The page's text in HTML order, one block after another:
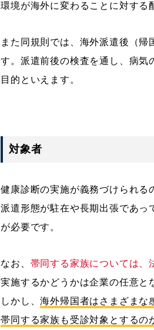
環境が海外に変わることに対する
また同規則では、海外派遣後（帰
す。派遣前後の検査を通し、病気
目的といえます。
対象者
健康診断の実施が義務づけられる
派遣形態が駐在や長期出張であっ
が必要です。
なお、 帯同する家族については、
実施するかどうかは企業の任意と
しかし、海外帰国者はさまざまな
帯同する家族も受診対象とするの